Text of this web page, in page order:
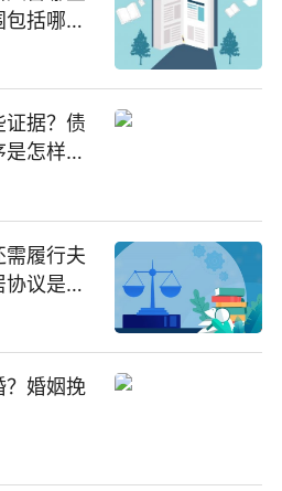
包括哪
证据？债
是怎样
需履行夫
议是否
？婚姻挽